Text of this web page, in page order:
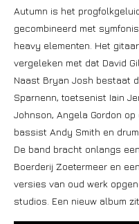
Autumn is het
gecombineerd met
heavy elementen. Het
vergeleken met dat David
Naast Bryan Josh bestaat
Sparnenn, toetsenist Iain
Johnson, Angela Gordon
bassist Andy Smith en
De band bracht onlangs
Boerderij Zoetermeer en
versies van oud werk
studios. Een nieuw album